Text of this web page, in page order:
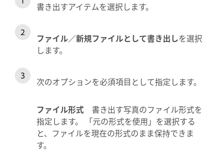
書き出すアイテムを選択します。
ファイル／新規ファイルとして書き出しを選択
します。
次のオプションを必須項目として指定します。
ファイル形式
書き出す写真のファイル形式を
指定します。 「元の形式を使用」を選択する
と、ファイルを現在の形式のまま保持できま
す。